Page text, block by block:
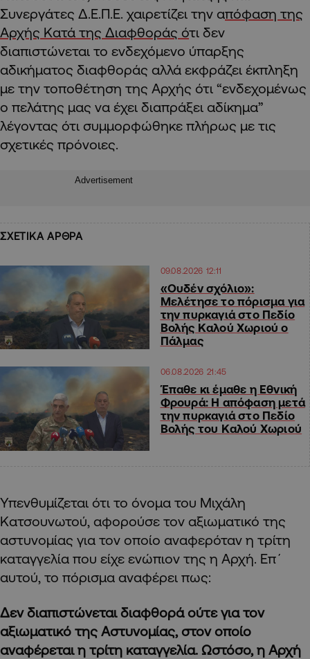
Συνεργάτες Δ.Ε.Π.Ε. χαιρετίζει την απόφαση της
Αρχής Κατά της Διαφθοράς ότι δεν
διαπιστώνεται το ενδεχόμενο ύπαρξης
αδικήματος διαφθοράς αλλά εκφράζει έκπληξη
με την τοποθέτηση της Αρχής ότι “ενδεχομένως
ο πελάτης μας να έχει διαπράξει αδίκημα”
λέγοντας ότι συμμορφώθηκε πλήρως με τις
σχετικές πρόνοιες.
Advertisement
ΣΧΕΤΙΚΑ ΑΡΘΡΑ
09.08.2026 12:11
«Ουδέν σχόλιο»:
Μελέτησε το πόρισμα για
την πυρκαγιά στο Πεδίο
Βολής Καλού Χωριού ο
Πάλμας
06.08.2026 21:45
Έπαθε κι έμαθε η Εθνική
Φρουρά: Η απόφαση μετά
την πυρκαγιά στο Πεδίο
Βολής του Καλού Χωριού
Υπενθυμίζεται ότι το όνομα του Μιχάλη
Κατσουνωτού, αφορούσε τον αξιωματικό της
αστυνομίας για τον οποίο αναφερόταν η τρίτη
καταγγελία που είχε ενώπιον της η Αρχή. Επ΄
αυτού, το πόρισμα αναφέρει πως:
Δεν διαπιστώνεται διαφθορά ούτε για τον
αξιωματικό της Αστυνομίας, στον οποίο
αναφέρεται η τρίτη καταγγελία. Ωστόσο, η Αρχή